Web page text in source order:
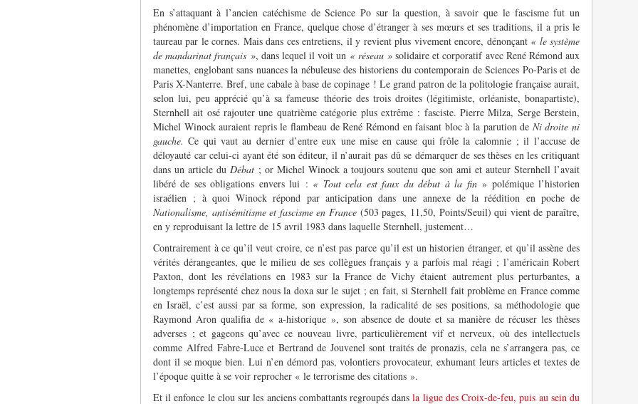
En s’attaquant à l’ancien catéchisme de Science Po sur la question, à savoir que le fascisme fut un
phénomène d’importation en France, quelque chose d’étranger à ses mœurs et ses traditions, il a pris le
taureau par le cornes. Mais dans ces entretiens, il y revient plus vivement encore, dénonçant « le système
de mandarinat français », dans lequel il voit un « réseau »solidaire et corporatif avec René Rémond aux
manettes, englobant sans nuances la nébuleuse des historiens du contemporain de Sciences Po-Paris et de
Paris X-Nanterre. Bref, une cabale à base de copinage ! Le grand patron de la politologie française aurait,
selon lui, peu apprécié qu’à sa fameuse théorie des trois droites (légitimiste, orléaniste, bonapartiste),
Sternhell ait osé rajouter une quatrième catégorie plus extrême : fasciste. Pierre Milza, Serge Berstein,
Michel Winock auraient repris le flambeau de René Rémond en faisant bloc à la parution de Ni droite ni
gauche. Ce qui vaut au dernier d’entre eux une mise en cause qui frôle la calomnie ; il l’accuse de
déloyauté car celui-ci ayant été son éditeur, il n’aurait pas dû se démarquer de ses thèses en les critiquant
dans un article du Débat ; or Michel Winock a toujours soutenu que son ami et auteur Sternhell l’avait
libéré de ses obligations envers lui : « Tout cela est faux du début à la fin» polémique l’historien
israélien ; à quoi Winock répond par anticipation dans une annexe de la réédition en poche de
Nationalisme, antisémitisme et fascisme en France (503 pages, 11,50, Points/Seuil) qui vient de paraître,
en y reproduisant la lettre de 15 avril 1983 dans laquelle Sternhell, justement…
Contrairement à ce qu’il veut croire, ce n’est pas parce qu’il est un historien étranger, et qu’il assène des
vérités dérangeantes, que le milieu de ses collègues français y a parfois mal réagi ; l’américain Robert
Paxton, dont les révélations en 1983 sur la France de Vichy étaient autrement plus perturbantes, a
longtemps représenté chez nous la doxa sur le sujet ; en fait, si Sternhell fait problème en France comme
en Israël, c’est aussi par sa forme, son expression, la radicalité de ses positions, sa méthodologie que
Raymond Aron qualifia de « a-historique », son absence de doute et sa manière de récuser les thèses
adverses ; et gageons qu’avec ce nouveau livre, particulièrement vif et nerveux, où des intellectuels
comme Alfred Fabre-Luce et Bertrand de Jouvenel sont traités de pronazis, cela ne s’arrangera pas, ce
dont il se moque bien. Lui n’en démord pas, volontiers provocateur, exhumant leurs articles et textes de
l’époque quitte à se voir reprocher « le terrorisme des citations ».
Et il enfonce le clou sur les anciens combattants regroupés dansla ligue des Croix-de-feu, puis au sein du